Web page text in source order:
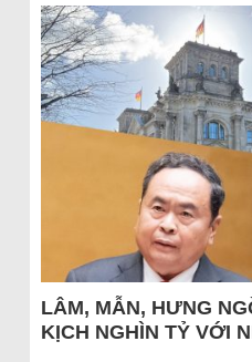
LÂM, MẪN, HƯNG
KỊCH NGHÌN TỶ VỚI